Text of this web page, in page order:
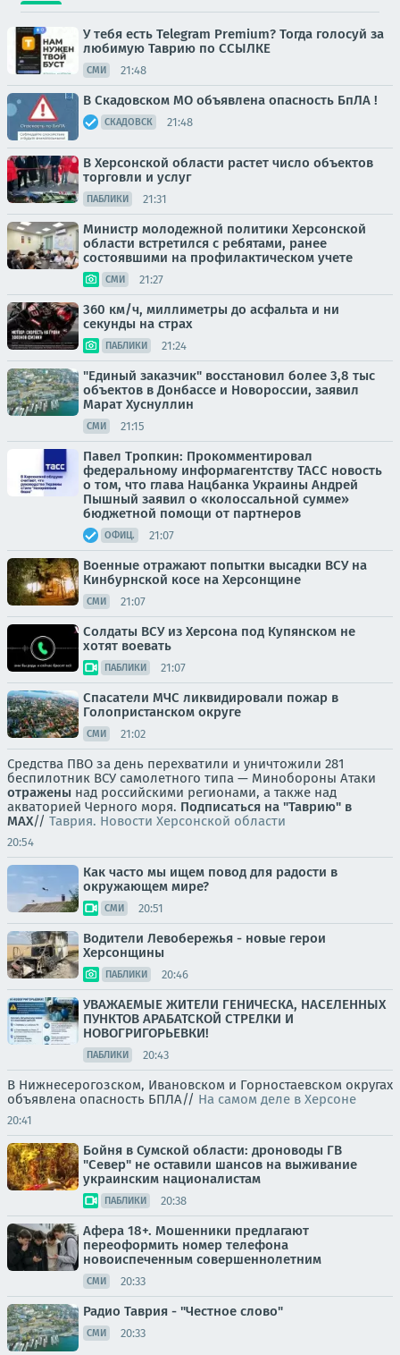
У тебя есть Telegram Premium? Тогда голосуй за
любимую Таврию по ССЫЛКЕ
СМИ 21:48
В Скадовском МО объявлена опасность БпЛА !
СКАДОВСК 21:48
В Херсонской области растет число объектов
торговли и услуг
ПАБЛИКИ 21:31
Министр молодежной политики Херсонской
области встретился с ребятами, ранее
состоявшими на профилактическом учете
СМИ 21:27
360 км/ч, миллиметры до асфальта и ни
секунды на страх
ПАБЛИКИ 21:24
"Единый заказчик" восстановил более 3,8 тыс
объектов в Донбассе и Новороссии, заявил
Марат Хуснуллин
СМИ 21:15
Павел Тропкин: Прокомментировал
федеральному информагентству ТАСС новость
о том, что глава Нацбанка Украины Андрей
Пышный заявил о «колоссальной сумме»
бюджетной помощи от партнеров
ОФИЦ. 21:07
Военные отражают попытки высадки ВСУ на
Кинбурнской косе на Херсонщине
СМИ 21:07
Солдаты ВСУ из Херсона под Купянском не
хотят воевать
ПАБЛИКИ 21:07
Спасатели МЧС ликвидировали пожар в
Голопристанском округе
СМИ 21:02
Средства ПВО за день перехватили и уничтожили 281
беспилотник ВСУ самолетного типа — Минобороны Атаки
отражены над российскими регионами, а также над
акваторией Черного моря. Подписаться на "Таврию" в
MAX// Таврия. Новости Херсонской области
20:54
Как часто мы ищем повод для радости в
окружающем мире?
СМИ 20:51
Водители Левобережья - новые герои
Херсонщины
ПАБЛИКИ 20:46
УВАЖАЕМЫЕ ЖИТЕЛИ ГЕНИЧЕСКА, НАСЕЛЕННЫХ
ПУНКТОВ АРАБАТСКОЙ СТРЕЛКИ И
НОВОГРИГОРЬЕВКИ!
ПАБЛИКИ 20:43
В Нижнесерогозском, Ивановском и Горностаевском округах
объявлена опасность БПЛА// На самом деле в Херсоне
20:41
Бойня в Сумской области: дроноводы ГВ
"Север" не оставили шансов на выживание
украинским националистам
ПАБЛИКИ 20:38
Афера 18+. Мошенники предлагают
переоформить номер телефона
новоиспеченным совершеннолетним
СМИ 20:33
Радио Таврия - "Честное слово"
СМИ 20:33